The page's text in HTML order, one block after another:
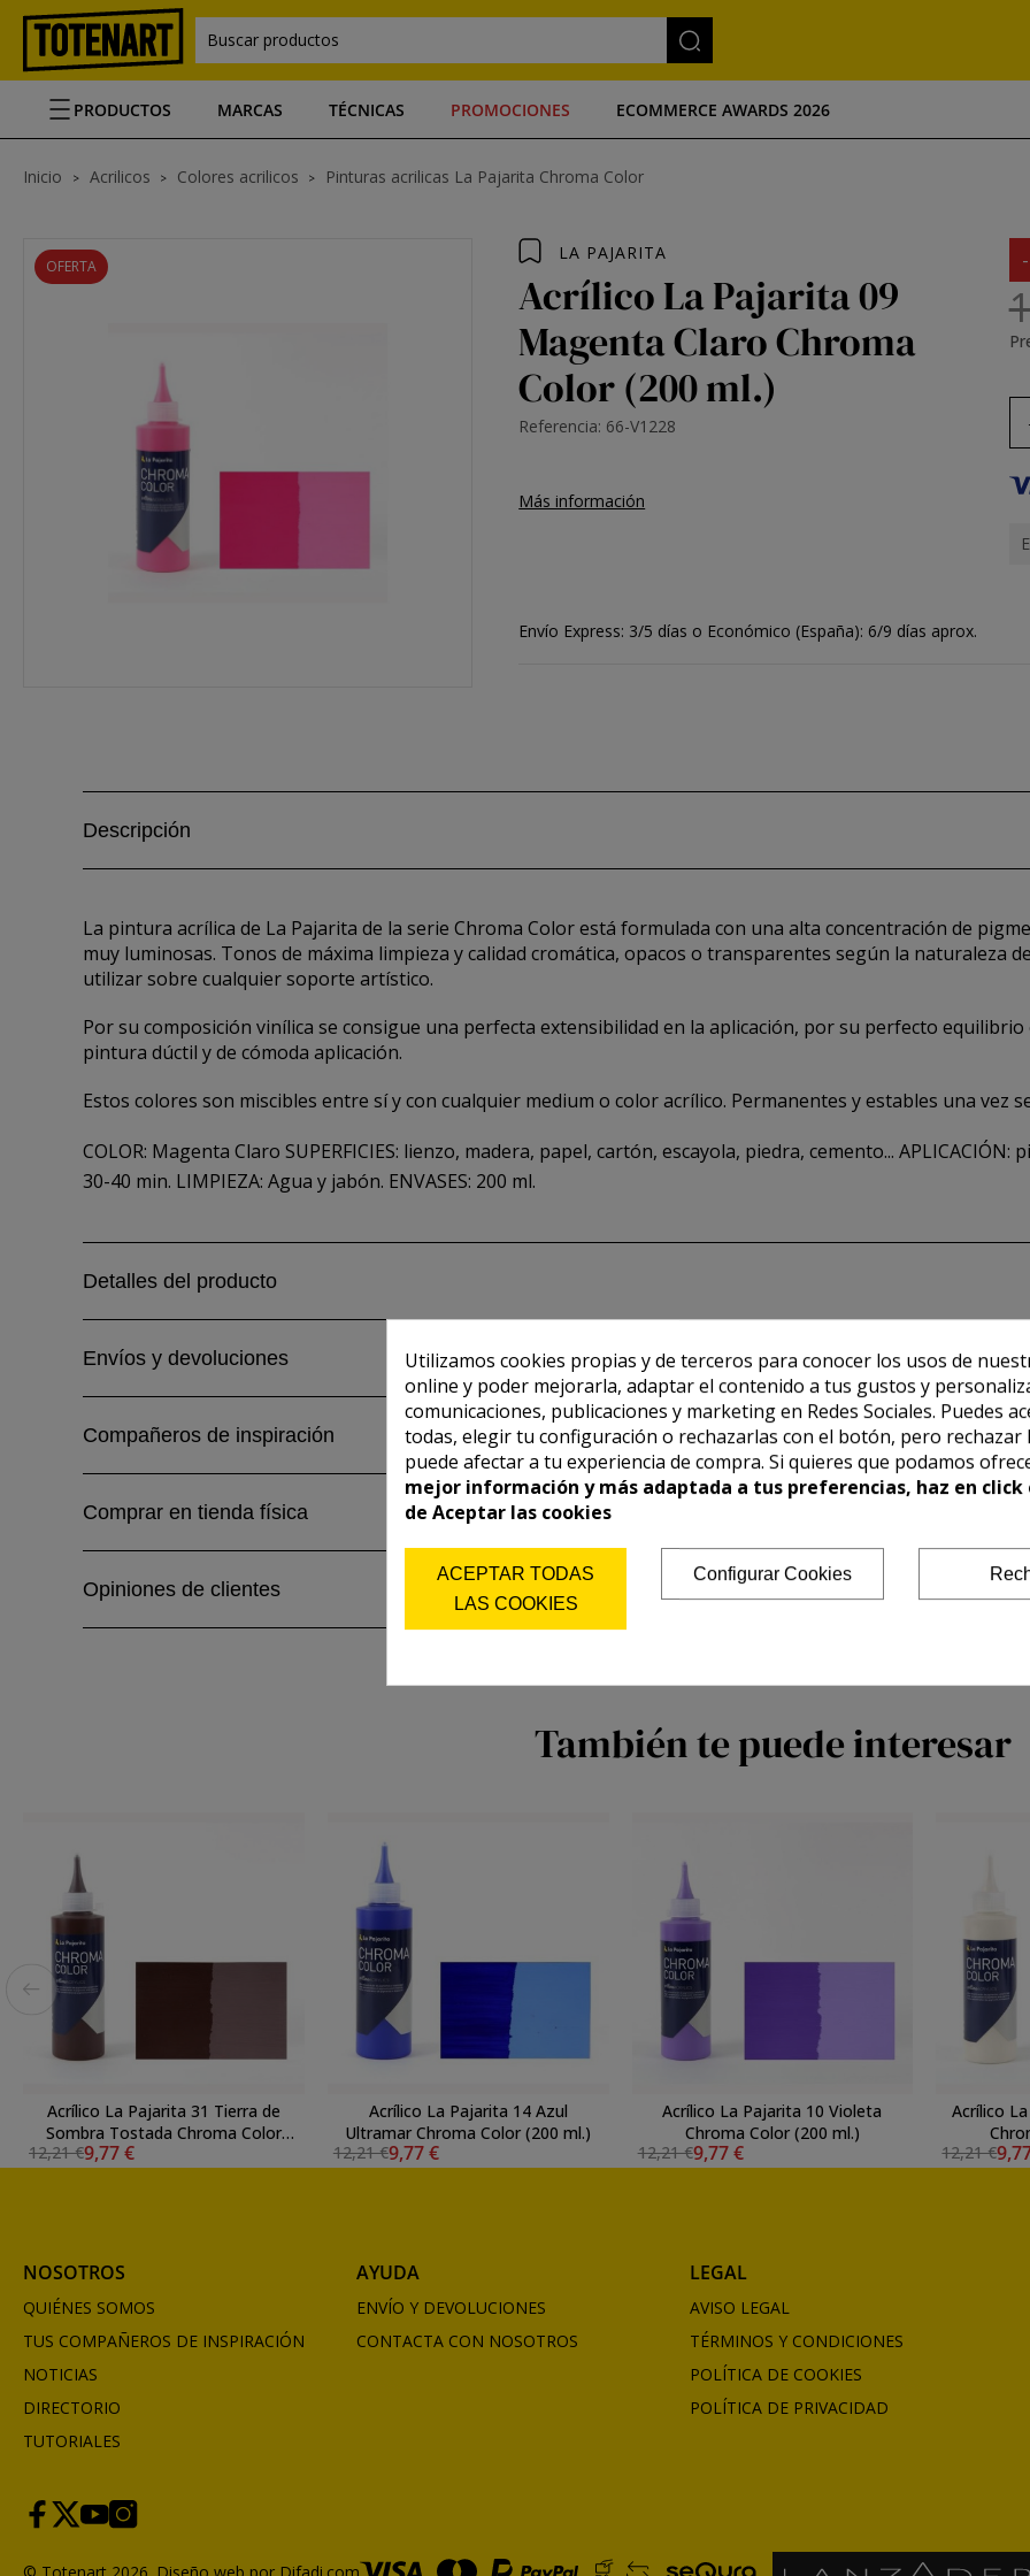
Buscar productos
PRODUCTOS MARCAS TÉCNICAS PROMOCIONES ECOMMERCE AWARDS 2026
Inicio Acrilicos Colores acrilicos Pinturas acrilicas La Pajarita Chroma Color
OFERTA
LA PAJARITA
Acrílico La Pajarita 09
Magenta Claro Chroma
Color (200 ml.)
Referencia: 66-V1228
Más información
Envío Express: 3/5 días o Económico (España): 6/9 días aprox.
Descripción
La pintura acrílica de La Pajarita de la serie Chroma Color está formulada con una alta concentración de
muy luminosas. Tonos de máxima limpieza y calidad cromática, opacos o transparentes según la naturaleza
utilizar sobre cualquier soporte artístico.
Por su composición vinílica se consigue una perfecta extensibilidad en la aplicación, por su perfecto
pintura dúctil y de cómoda aplicación.
Estos colores son miscibles entre sí y con cualquier medium o color acrílico. Permanentes y estables una vez
COLOR: Magenta Claro SUPERFICIES: lienzo, madera, papel, cartón, escayola, piedra, cemento...
30-40 min. LIMPIEZA: Agua y jabón. ENVASES: 200 ml.
Detalles del producto
Envíos y devoluciones
Compañeros de inspiración
Comprar en tienda física
Opiniones de clientes
También te puede interesar
Acrílico La Pajarita 31 Tierra de
Sombra Tostada Chroma Color
(200 ml.)
12,21 €9,77 €
Acrílico La Pajarita 14 Azul
Ultramar Chroma Color (200 ml.)
12,21 €9,77 €
Acrílico La Pajarita 10 Violeta
Chroma Color (200 ml.)
12,21 €9,77 €
Acrílico
12,21 €
NOSOTROS
QUIÉNES SOMOS
TUS COMPAÑEROS DE INSPIRACIÓN
NOTICIAS
DIRECTORIO
TUTORIALES
AYUDA
ENVÍO Y DEVOLUCIONES
CONTACTA CON NOSOTROS
LEGAL
AVISO LEGAL
TÉRMINOS Y CONDICIONES
POLÍTICA DE COOKIES
POLÍTICA DE PRIVACIDAD
© Totenart 2026. Diseño web por Difadi.com
Utilizamos cookies propias y de terceros para conocer los usos de
online y poder mejorarla, adaptar el contenido a tus gustos y
comunicaciones, publicaciones y marketing en Redes Sociales. Puedes
todas, elegir tu configuración o rechazarlas con el botón, pero rechazar
puede afectar a tu experiencia de compra. Si quieres que podamos
mejor información y más adaptada a tus preferencias, haz en click
de Aceptar las cookies
ACEPTAR TODAS
LAS COOKIES
Configurar Cookies